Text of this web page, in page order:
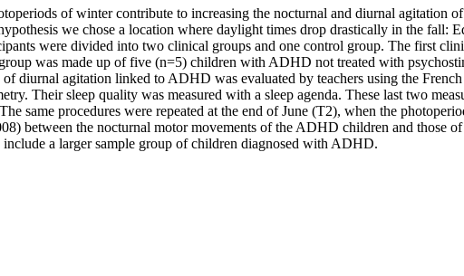
of winter contribute to increasing the nocturnal and diurnal agitation
we chose a location where daylight times drop drastically in the fall:
were divided into two clinical groups and one control group. The first
was made up of five (n=5) children with ADHD not treated with
diurnal agitation linked to ADHD was evaluated by teachers using the
Their sleep quality was measured with a sleep agenda. These last two
same procedures were repeated at the end of June (T2), when the
between the nocturnal motor movements of the ADHD children and those
a larger sample group of children diagnosed with ADHD.